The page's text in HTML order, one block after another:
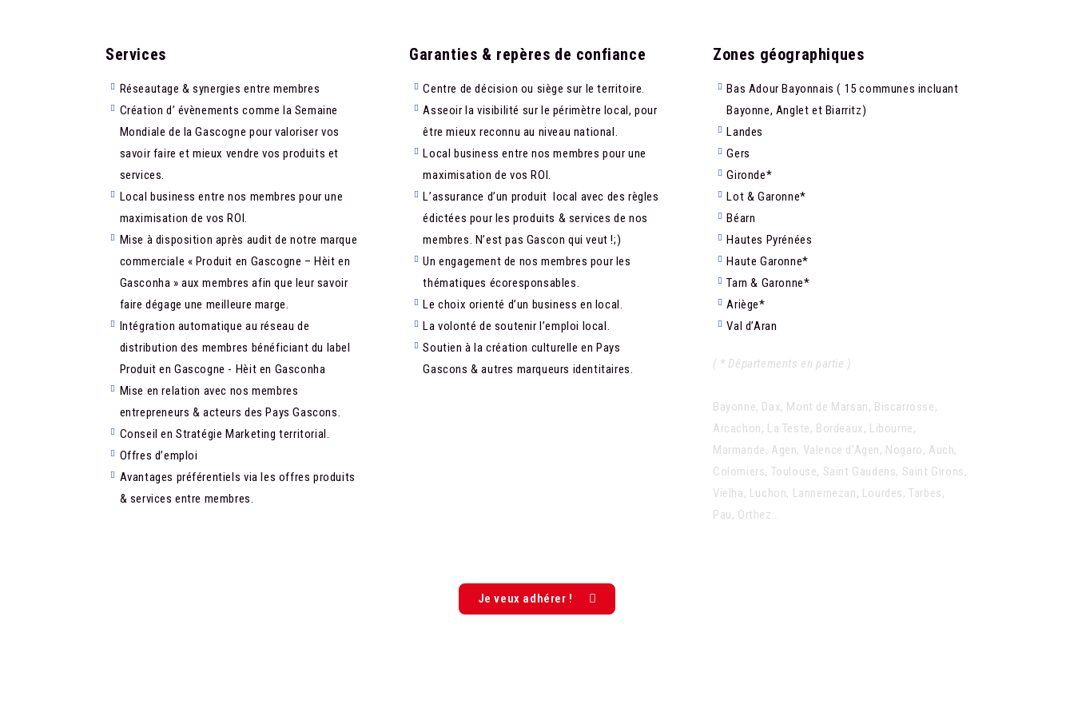
Services​
Réseautage & synergies entre membres
Création d’ évènements comme la Semaine
Mondiale de la Gascogne pour valoriser vos
savoir faire et mieux vendre vos produits et
services.
Local business entre nos membres pour une
maximisation de vos ROI.
Mise à disposition après audit de notre marque
commerciale « Produit en Gascogne – Hèit en
Gasconha » aux membres afin que leur savoir
faire dégage une meilleure marge.
Intégration automatique au réseau de
distribution des membres bénéficiant du label
Produit en Gascogne - Hèit en Gasconha
Mise en relation avec nos membres
entrepreneurs & acteurs des Pays Gascons.
Conseil en Stratégie Marketing territorial.
Offres d’emploi
Avantages préférentiels via les offres produits
& services entre membres.
Garanties & repères de confiance
Centre de décision ou siège sur le territoire.
Asseoir la visibilité sur le périmètre local, pour
être mieux reconnu au niveau national.
Local business entre nos membres pour une
maximisation de vos ROI.
L’assurance d’un produit local avec des règles
édictées pour les produits & services de nos
membres. N’est pas Gascon qui veut !;)
Un engagement de nos membres pour les
thématiques écoresponsables.
Le choix orienté d’un business en local.
La volonté de soutenir l’emploi local.
Soutien à la création culturelle en Pays
Gascons & autres marqueurs identitaires.
Zones géographiques
Bas Adour Bayonnais ( 15 communes incluant
Bayonne, Anglet et Biarritz)
Landes
Gers
Gironde*
Lot & Garonne*
Béarn
Hautes Pyrénées
Haute Garonne*
Tarn & Garonne*
Ariège*
Val d’Aran
( * Départements en partie )
Bayonne, Dax, Mont de Marsan, Biscarrosse,
Arcachon, La Teste, Bordeaux, Libourne,
Marmande, Agen, Valence d’Agen, Nogaro, Auch,
Colomiers, Toulouse, Saint Gaudens, Saint Girons,
Vielha, Luchon, Lannemezan, Lourdes, Tarbes,
Pau, Orthez…
Je veux adhérer !